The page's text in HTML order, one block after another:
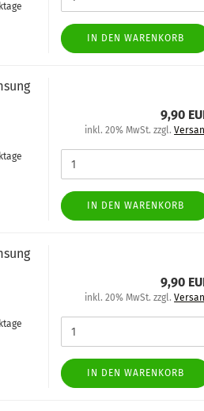
IN DEN WARENKORB
9,90
inkl. 20% MwSt. zzgl.
IN DEN WARENKORB
9,90
inkl. 20% MwSt. zzgl.
IN DEN WARENKORB